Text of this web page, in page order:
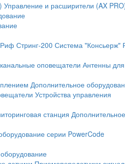
Управление и расширители (AX
Риф Стринг-200 Система "Консьерж"
оповещатели Антенны
Дополнительное
Устройства управления
станция
серии PowerCode